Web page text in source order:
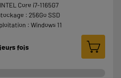
Core i7-1165G7
: 256Go SSD
: Windows 11
fois